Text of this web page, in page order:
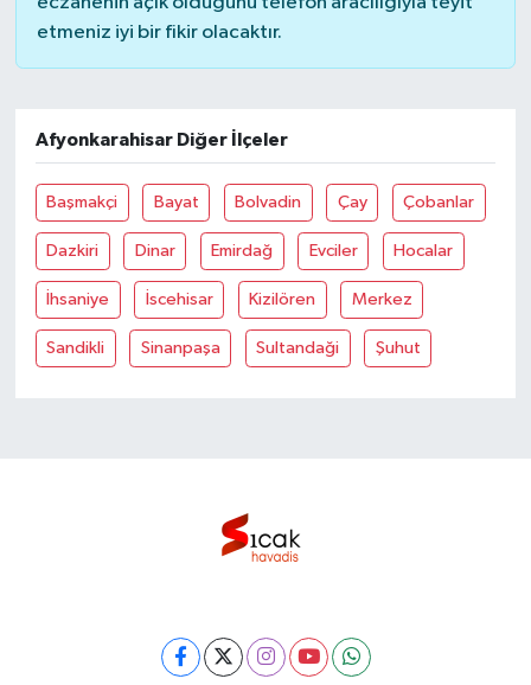
etmeniz iyi bir fikir olacaktır.
Afyonkarahisar Diğer İlçeler
Başmakçi Bayat Bolvadin Çay Çobanlar
Dazkiri Dinar Emirdağ Evciler Hocalar
İhsaniye İscehisar Kizilören Merkez
Sandikli Sinanpaşa Sultandaği Şuhut